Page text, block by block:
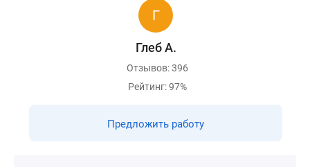
Глеб А.
Отзывов: 396
Рейтинг: 97%
Предложить работу